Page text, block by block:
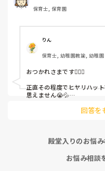
しかも、上司に↑この内容で
ちゃんと考えて対策を練っ
呼ばれて一緒に対策を考え
これだけで30〜40分拘束さ
皆さんの園はどうですか?
保育士, 保育園
りん
保育士, 幼稚園教諭, 幼稚園
おつかれさまです🙇🏻‍♀️
正直その程度でヒヤリハッ
思えません😭💦
回答を
殿堂入りのお悩
お悩み相談